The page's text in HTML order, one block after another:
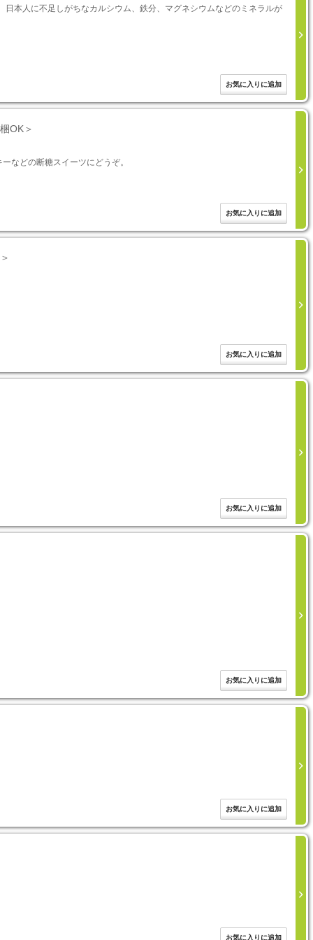
本人に不足しがちなカルシウム、鉄分、マグネシウムなどのミネラルが
OK＞
などの断糖スイーツにどうぞ。